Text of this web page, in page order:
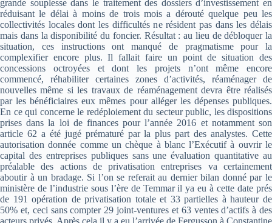
grande souplesse dans le traitement des dossiers d’investissement en
réduisant le délai à moins de trois mois a dérouté quelque peu les
collectivités locales dont les difficultés ne résident pas dans les délais
mais dans la disponibilité du foncier. Résultat : au lieu de débloquer la
situation, ces instructions ont manqué de pragmatisme pour la
complexifier encore plus. Il fallait faire un point de situation des
concessions octroyées et dont les projets n’ont même encore
commencé, réhabiliter certaines zones d’activités, réaménager de
nouvelles même si les travaux de réaménagement devra être réalisés
par les bénéficiaires eux mêmes pour alléger les dépenses publiques.
En ce qui concerne le redéploiement du secteur public, les dispositions
prises dans la loi de finances pour l’année 2016 et notamment son
article 62 a été jugé prématuré par la plus part des analystes. Cette
autorisation donnée comme un chèque à blanc l’Exécutif à ouvrir le
capital des entreprises publiques sans une évaluation quantitative au
préalable des actions de privatisation entreprises va certainement
aboutir à un bradage. Si l’on se referait au dernier bilan donné par le
ministère de l’industrie sous l’ère de Temmar il ya eu à cette date prés
de 191 opération de privatisation totale et 33 partielles à hauteur de
50% et, ceci sans compter 29 joint-ventures et 63 ventes d’actifs à des